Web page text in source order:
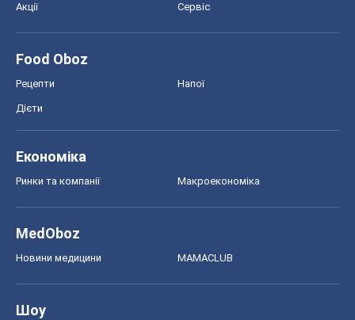
Акції Сервіс
Food Oboz
Рецепти Напої
Дієти
Економіка
Ринки та компанії Макроекономіка
MedOboz
Новини медицини MAMACLUB
Шоу